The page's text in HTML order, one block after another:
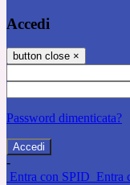
Accedi
button close ×
Password dimenticata?
-
Entra con SPID Entra